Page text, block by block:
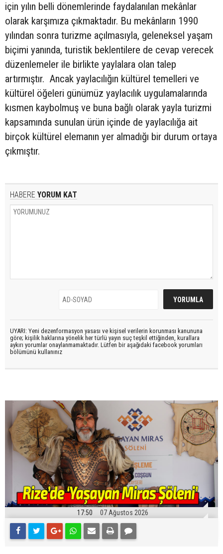
için yılın belli dönemlerinde faydalanılan mekânlar
olarak karşımıza çıkmaktadır. Bu mekânların 1990
yılından sonra turizme açılmasıyla, geleneksel yaşam
biçimi yanında, turistik beklentilere de cevap verecek
düzenlemeler ile birlikte yaylalara olan talep
artırmıştır. Ancak yaylacılığın kültürel temelleri ve
kültürel öğeleri günümüz yaylacılık uygulamalarında
kısmen kaybolmuş ve buna bağlı olarak yayla turizmi
kapsamında sunulan ürün içinde de yaylacılığa ait
birçok kültürel elemanın yer almadığı bir durum ortaya
çıkmıştır.
HABERE YORUM KAT
UYARI: Yeni dezenformasyon yasası ve kişisel verilerin korunması kanununa
göre; kişilik haklarına yönelik her türlü yayın suç teşkil ettiğinden, kurallara
aykırı yorumlar onaylanmamaktadır. Lütfen bir aşağıdaki facebook yorumları
bölümünü kullanınız
17:50 07 Ağustos 2026